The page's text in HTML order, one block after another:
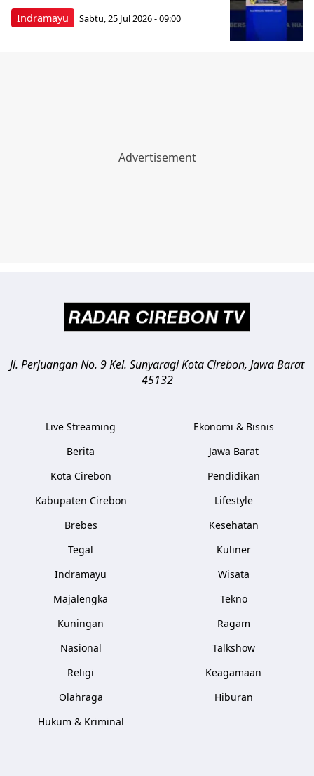
Indramayu Sabtu, 25 Jul 2026 - 09:00
Jl. Perjuangan No. 9 Kel. SunyaragiKota Cirebon, Jawa Barat
45132
Live Streaming
Berita
Kota Cirebon
Kabupaten Cirebon
Brebes
Tegal
Indramayu
Majalengka
Kuningan
Nasional
Religi
Olahraga
Hukum & Kriminal
Ekonomi & Bisnis
Jawa Barat
Pendidikan
Lifestyle
Kesehatan
Kuliner
Wisata
Tekno
Ragam
Talkshow
Keagamaan
Hiburan